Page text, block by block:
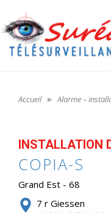
Accueil Alarme –
INSTALLATION
COPIA-S
Grand Est - 68
7 r Giessen